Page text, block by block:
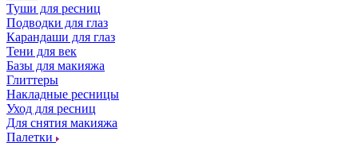
Туши для ресниц
Подводки для глаз
Карандаши для глаз
Тени для век
Базы для макияжа
Глиттеры
Накладные ресницы
Уход для ресниц
Для снятия макияжа
Палетки